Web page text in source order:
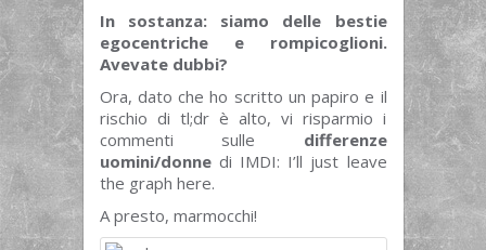
In sostanza: siamo delle bestie
egocentriche e rompicoglioni.
Avevate dubbi?
Ora, dato che ho scritto un papiro e il
rischio di tl;dr è alto, vi risparmio i
commenti sulle differenze
uomini/donnedi IMDI: I’ll just leave
the graph here.
A presto, marmocchi!